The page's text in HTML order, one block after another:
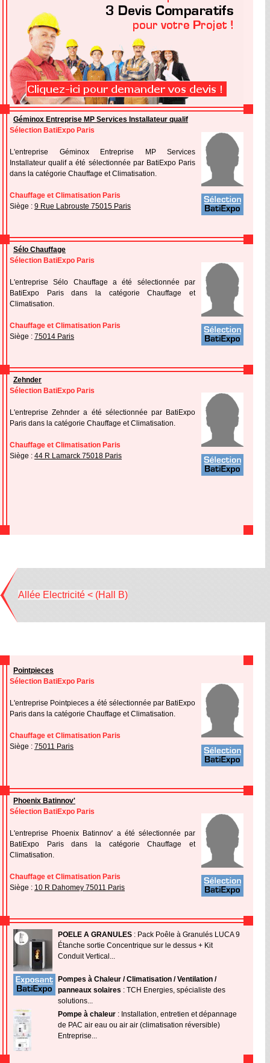
Géminox Entreprise MP Services Installateur qualif
Sélection BatiExpo Paris
L'entreprise Géminox Entreprise MP Services
Installateur qualif a été sélectionnée par BatiExpo Paris
dans la catégorie Chauffage et Climatisation.
Chauffage et Climatisation Paris
Siège : 9 Rue Labrouste 75015 Paris
Sélo Chauffage
Sélection BatiExpo Paris
L'entreprise Sélo Chauffage a été sélectionnée par
BatiExpo Paris dans la catégorie Chauffage et
Climatisation.
Chauffage et Climatisation Paris
Siège : 75014 Paris
Zehnder
Sélection BatiExpo Paris
L'entreprise Zehnder a été sélectionnée par BatiExpo
Paris dans la catégorie Chauffage et Climatisation.
Chauffage et Climatisation Paris
Siège : 44 R Lamarck 75018 Paris
Allée Electricité < (Hall B)
Pointpieces
Sélection BatiExpo Paris
L'entreprise Pointpieces a été sélectionnée par BatiExpo
Paris dans la catégorie Chauffage et Climatisation.
Chauffage et Climatisation Paris
Siège : 75011 Paris
Phoenix Batinnov'
Sélection BatiExpo Paris
L'entreprise Phoenix Batinnov' a été sélectionnée par
BatiExpo Paris dans la catégorie Chauffage et
Climatisation.
Chauffage et Climatisation Paris
Siège : 10 R Dahomey 75011 Paris
POELE A GRANULES : Pack Poêle à Granulés LUCA 9
Étanche sortie Concentrique sur le dessus + Kit
Conduit Vertical...
Pompes à Chaleur / Climatisation / Ventilation /
panneaux solaires : TCH Energies, spécialiste des
solutions...
Pompe à chaleur : Installation, entretien et dépannage
de PAC air eau ou air air (climatisation réversible)
Entreprise...